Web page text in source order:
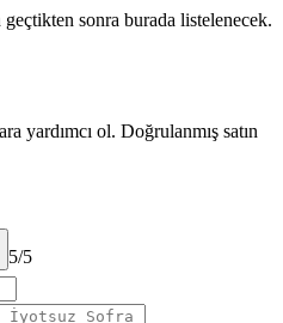
sonra burada listelenecek.
yardımcı ol. Doğrulanmış satın
5/5